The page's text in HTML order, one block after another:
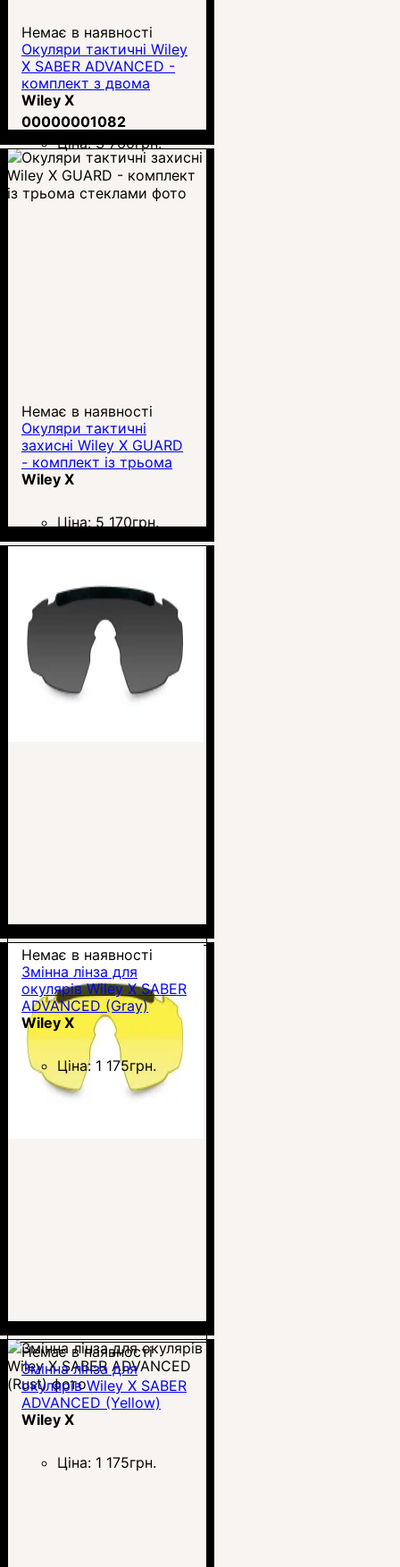
Немає в наявності
Окуляри тактичні Wiley
X SABER ADVANCED -
комплект з двома
лінзами
Wiley X
00000001082
Ціна:3 760грн.
Немає в наявності
Окуляри тактичні
захисні Wiley X GUARD
- комплект із трьома
стеклами
Wiley X
Ціна: 5 170грн.
Немає в наявності
Змінна лінза для
окулярів Wiley X SABER
ADVANCED (Gray)
Wiley X
Ціна: 1 175грн.
Немає в наявності
Змінна лінза для
окулярів Wiley X SABER
ADVANCED (Yellow)
Wiley X
Ціна: 1 175грн.